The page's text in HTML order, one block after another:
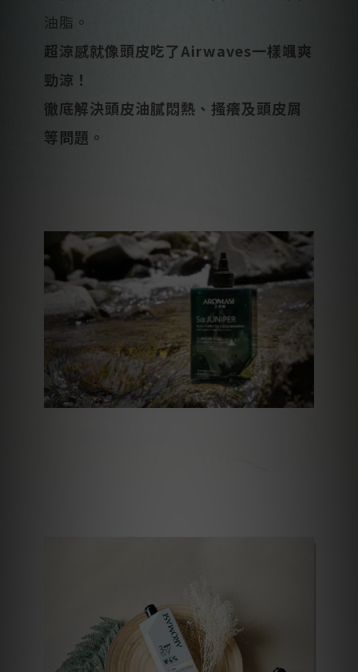
油脂。
超涼感就像頭皮吃了Airwaves一樣颯爽
勁涼！
徹底解決頭皮油膩悶熱、搔癢及頭皮屑
等問題。